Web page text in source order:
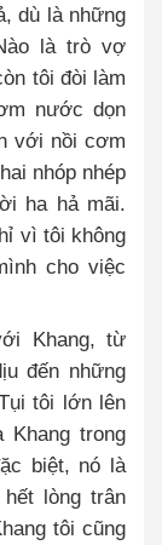
dù là những
là trò vợ
tôi đòi làm
nước dọn
với nồi cơm
nhóp nhép
ha hả mãi.
vì tôi không
cho việc
Khang, từ
đến những
tôi lớn lên
trong
biệt, nó là
lòng trân
tôi cũng